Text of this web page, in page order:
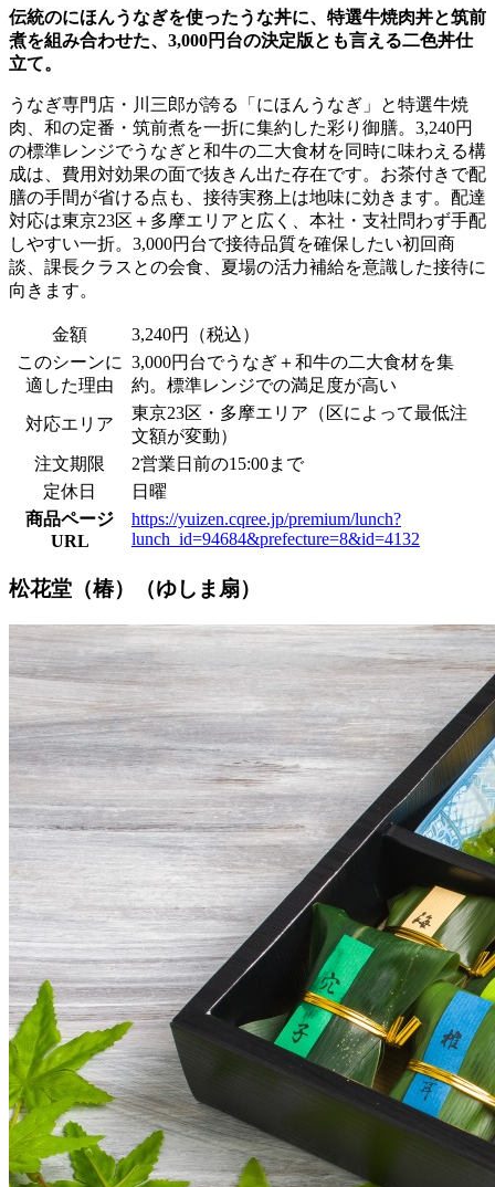
伝統のにほんうなぎを使ったうな丼に、特選牛焼肉丼と筑前
煮を組み合わせた、3,000円台の決定版とも言える二色丼仕
立て。
うなぎ専門店・川三郎が誇る「にほんうなぎ」と特選牛焼
肉、和の定番・筑前煮を一折に集約した彩り御膳。3,240円
の標準レンジでうなぎと和牛の二大食材を同時に味わえる構
成は、費用対効果の面で抜きん出た存在です。お茶付きで配
膳の手間が省ける点も、接待実務上は地味に効きます。配達
対応は東京23区＋多摩エリアと広く、本社・支社問わず手配
しやすい一折。3,000円台で接待品質を確保したい初回商
談、課長クラスとの会食、夏場の活力補給を意識した接待に
向きます。
金額
3,240円（税込）
このシーンに
適した理由
3,000円台でうなぎ＋和牛の二大食材を集
約。標準レンジでの満足度が高い
対応エリア
東京23区・多摩エリア（区によって最低注
文額が変動）
注文期限
2営業日前の15:00まで
定休日
日曜
商品ページ
URL
https://yuizen.cqree.jp/premium/lunch?
lunch_id=94684&prefecture=8&id=4132
松花堂（椿）（ゆしま扇）